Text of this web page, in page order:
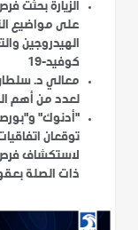
الزيارة بحثت
على مواضيع
الهيدروجين
كوفيد-19
معالي د. سلطان
لعدد من أهم
"أدنوك"
توقعان
لاستكشاف فرص
ذات الصلة